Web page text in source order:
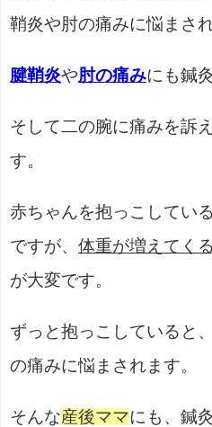
鞘炎や肘の痛みに悩まさ
腱鞘炎や肘の痛みにも鍼
そして二の腕に痛みを訴
す。
赤ちゃんを抱っこしてい
ですが、 体重が増えてくる
が大変です。
ずっと抱っこしていると
の痛みに悩まされます。
そんな産後ママにも、鍼